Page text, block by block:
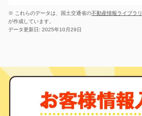
※ これらのデータは、国土交通省の不動産情報ライブラリ
が作成しています。
データ更新日: 2025年10月29日